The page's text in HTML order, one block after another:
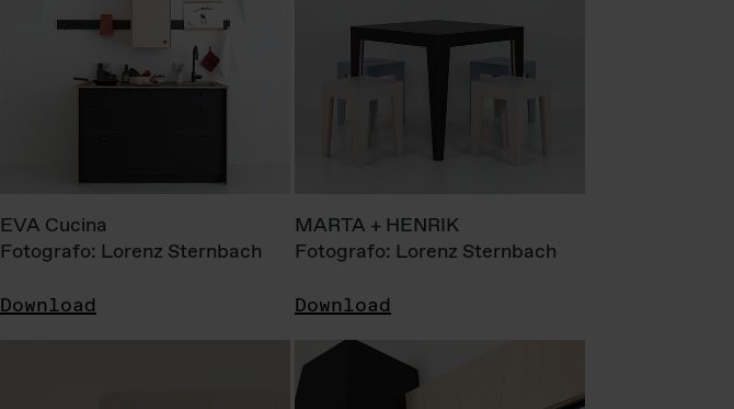
EVA Cucina
Fotografo: Lorenz Sternbach
Download
MARTA + HENRIK
Fotografo: Lorenz Sternbach
Download